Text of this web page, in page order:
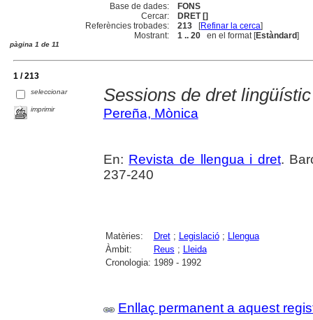
Base de dades:
FONS
Cercar:
DRET []
Referències trobades:
213 [Refinar la cerca]
Mostrant:
1 .. 20 en el format [Estàndard]
pàgina 1 de 11
1 / 213
seleccionar
imprimir
Sessions de dret
Pereña, Mònica
En: Revista de llengua i dret.
237-240
Matèries: Dret; Legislació;
Llengua
Àmbit:
Reus ;
Lleida
Cronologia: 1989 - 1992
Enllaç permanent a aquest